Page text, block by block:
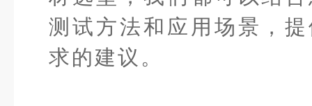
测试方法和应用场景，
求的建议。